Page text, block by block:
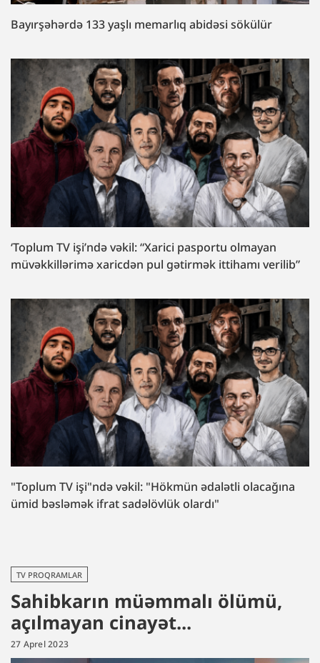
Bayırşəhərdə 133 yaşlı memarlıq abidəsi sökülür
‘Toplum TV işi’ndə vəkil: “Xarici pasportu olmayan
müvəkkillərimə xaricdən pul gətirmək ittihamı verilib”
"Toplum TV işi"ndə vəkil: "Hökmün ədalətli olacağına
ümid bəsləmək ifrat sadəlövlük olardı"
TV PROQRAMLAR
Sahibkarın müəmmalı ölümü,
açılmayan cinayət...
27 Aprel 2023